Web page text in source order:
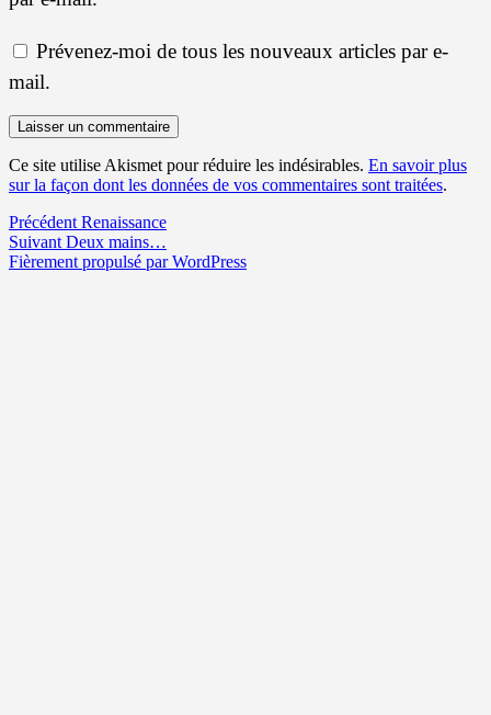
Prévenez-moi de tous les nouveaux articles par e-
mail.
Ce site utilise Akismet pour réduire les indésirables. En savoir plus
sur la façon dont les données de vos commentaires sont traitées.
Navigation
de
Précédent Article
précédent :
Renaissance
Suivant Article
suivant :
Deux mains…
Fièrement propulsé par WordPress